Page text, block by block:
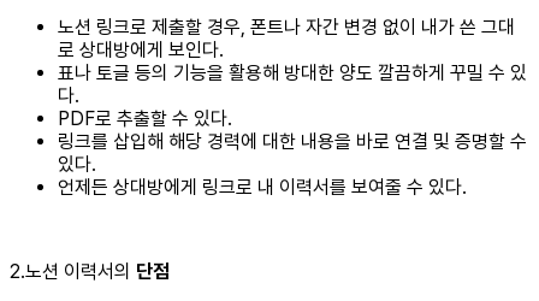
노션 링크로 제출할 경우, 폰트나 자간 변경 없이 내가 쓴 그대
로 상대방에게 보인다.
표나 토글 등의 기능을 활용해 방대한 양도 깔끔하게 꾸밀 수 있
다.
PDF로 추출할 수 있다.
링크를 삽입해 해당 경력에 대한 내용을 바로 연결 및 증명할 수
있다.
언제든 상대방에게 링크로 내 이력서를 보여줄 수 있다.
2.노션 이력서의 단점